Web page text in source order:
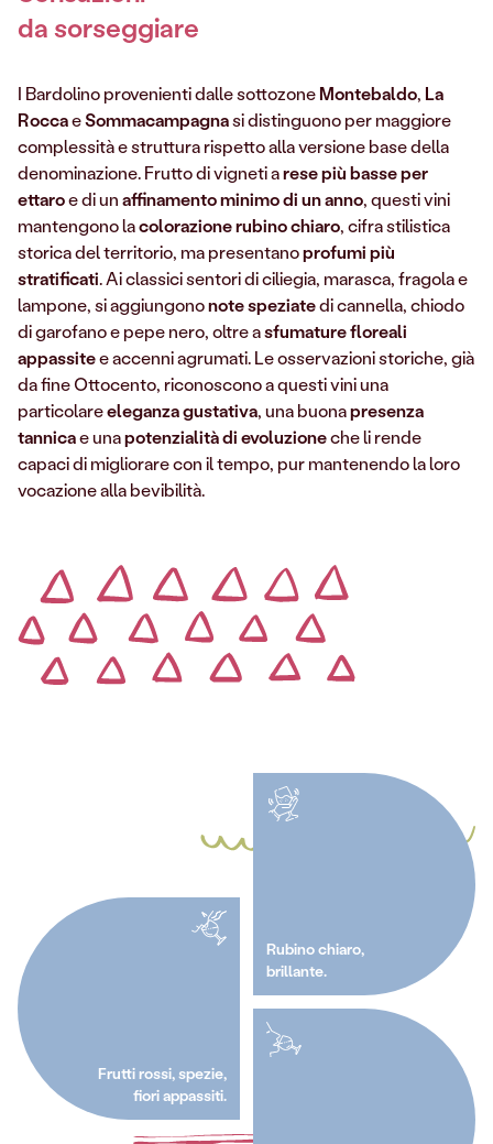
da sorseggiare
I Bardolino provenienti dalle sottozoneMontebaldo, La
RoccaeSommacampagnasi distinguono per maggiore
complessità e struttura rispetto alla versione base della
denominazione. Frutto di vigneti arese più basse per
ettaroe di unaffinamento minimo di un anno, questi vini
mantengono lacolorazione rubino chiaro, cifra stilistica
storica del territorio, ma presentanoprofumi più
stratificati. Ai classici sentori di ciliegia, marasca, fragola e
lampone, si aggiungononote speziatedi cannella, chiodo
di garofano e pepe nero, oltre asfumature floreali
appassitee accenni agrumati. Le osservazioni storiche, già
da fine Ottocento, riconoscono a questi vini una
particolareeleganza gustativa, una buonapresenza
tannicae unapotenzialità di evoluzioneche li rende
capaci di migliorare con il tempo, pur mantenendo la loro
vocazione alla bevibilità.
Rubino chiaro,
brillante.
Frutti rossi, spezie,
fiori appassiti.